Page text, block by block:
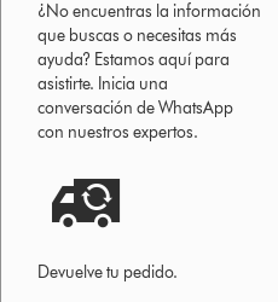
¿No encuentras la información
que buscas o necesitas más
ayuda? Estamos aquí para
asistirte. Inicia una
conversación de WhatsApp
con nuestros expertos.
Devuelve tu pedido.